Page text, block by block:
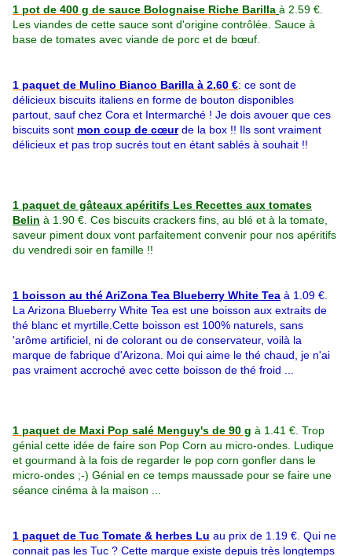
1 pot de 400 g de sauce Bolognaise Riche Barilla à 2.59 €.
Les viandes de cette sauce sont d'origine contrôlée. Sauce à
base de tomates avec viande de porc et de bœuf.
1 paquet de Mulino Bianco Barilla à 2.60 €: ce sont de
délicieux biscuits italiens en forme de bouton disponibles
partout, sauf chez Cora et Intermarché ! Je dois avouer que ces
biscuits sont mon coup de cœurde la box !! Ils sont vraiment
délicieux et pas trop sucrés tout en étant sablés à souhait !!
1 paquet de gâteaux apéritifs Les Recettes aux tomates
Belin à 1.90 €. Ces biscuits crackers fins, au blé et à la tomate,
saveur piment doux vont parfaitement convenir pour nos apéritifs
du vendredi soir en famille !!
1 boisson au thé AriZona Tea Blueberry White Tea à 1.09 €.
La Arizona Blueberry White Tea est une boisson aux extraits de
thé blanc et myrtille.Cette boisson est 100% naturels, sans
'arôme artificiel, ni de colorant ou de conservateur, voilà la
marque de fabrique d'Arizona. Moi qui aime le thé chaud, je n'ai
pas vraiment accroché avec cette boisson de thé froid ...
1 paquet de Maxi Pop salé Menguy's de 90 g à 1.41 €. Trop
génial cette idée de faire son Pop Corn au micro-ondes. Ludique
et gourmand à la fois de regarder le pop corn gonfler dans le
micro-ondes ;-) Génial en ce temps maussade pour se faire une
séance cinéma à la maison ...
1 paquet de Tuc Tomate & herbes Lu au prix de 1.19 €. Qui ne
connait pas les Tuc ? Cette marque existe depuis très longtemps